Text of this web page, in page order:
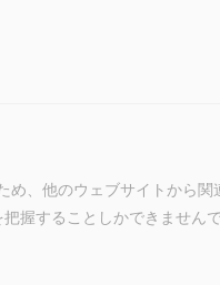
、他のウェブサイトから関
握することしかできませんで